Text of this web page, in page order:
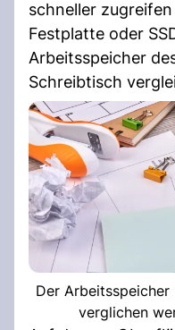
schneller
Festplatte oder
Arbeitsspeicher
Schreibtisch
Der
verglichen